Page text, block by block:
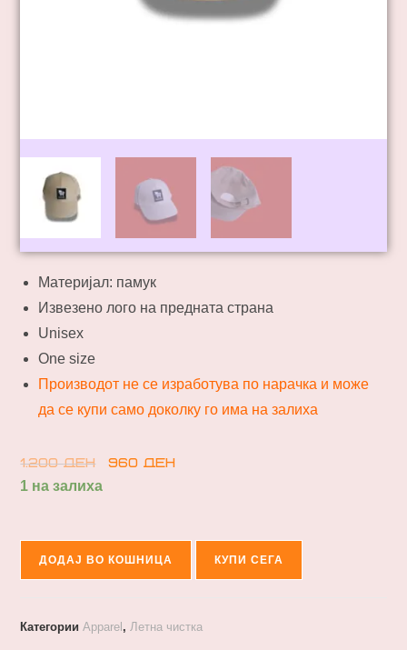
Материјал: памук
Извезено лого на предната страна
Unisex
One size
Производот не се изработува по нарачка и може
да се купи само доколку го има на залиха
1.200ден 960ден
1 на залиха
ДОДАЈ ВО КОШНИЦА КУПИ СЕГА
КатегорииApparel, Летна чистка